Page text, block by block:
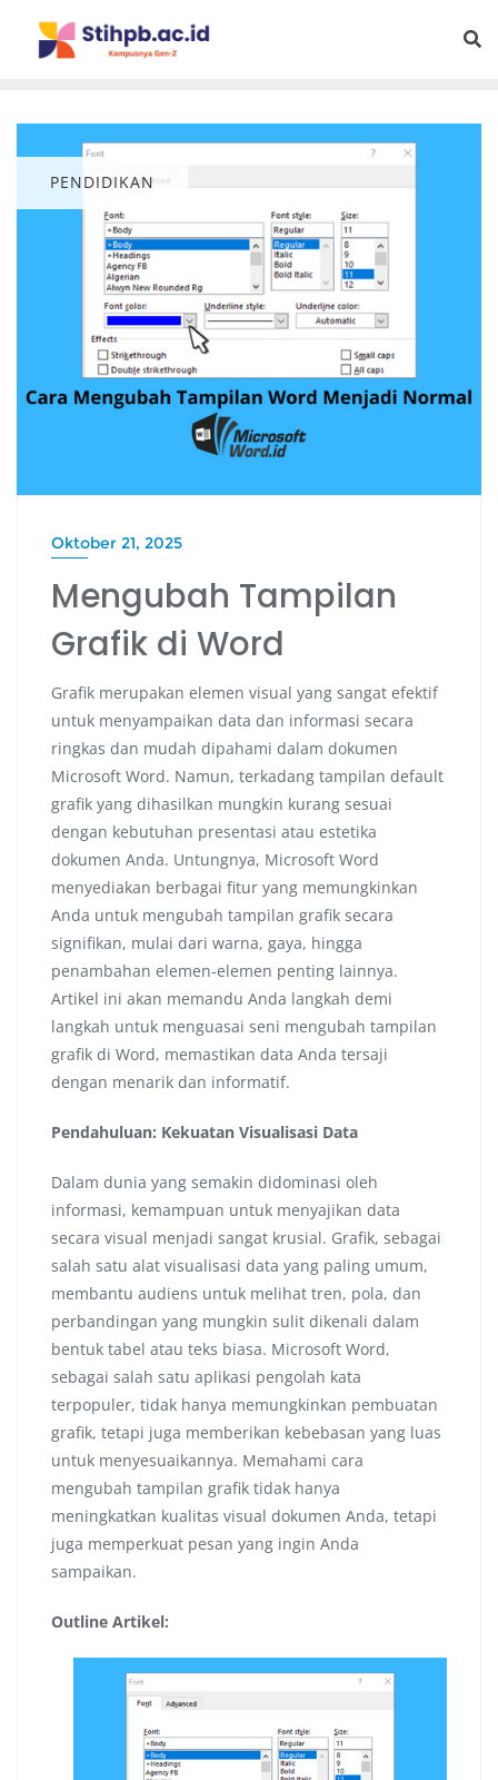
PENDIDIKAN
Oktober 21, 2025
Mengubah Tampilan
Grafik di Word
Grafik merupakan elemen visual yang sangat efektif
untuk menyampaikan data dan informasi secara
ringkas dan mudah dipahami dalam dokumen
Microsoft Word. Namun, terkadang tampilan default
grafik yang dihasilkan mungkin kurang sesuai
dengan kebutuhan presentasi atau estetika
dokumen Anda. Untungnya, Microsoft Word
menyediakan berbagai fitur yang memungkinkan
Anda untuk mengubah tampilan grafik secara
signifikan, mulai dari warna, gaya, hingga
penambahan elemen-elemen penting lainnya.
Artikel ini akan memandu Anda langkah demi
langkah untuk menguasai seni mengubah tampilan
grafik di Word, memastikan data Anda tersaji
dengan menarik dan informatif.
Pendahuluan: Kekuatan Visualisasi Data
Dalam dunia yang semakin didominasi oleh
informasi, kemampuan untuk menyajikan data
secara visual menjadi sangat krusial. Grafik, sebagai
salah satu alat visualisasi data yang paling umum,
membantu audiens untuk melihat tren, pola, dan
perbandingan yang mungkin sulit dikenali dalam
bentuk tabel atau teks biasa. Microsoft Word,
sebagai salah satu aplikasi pengolah kata
terpopuler, tidak hanya memungkinkan pembuatan
grafik, tetapi juga memberikan kebebasan yang luas
untuk menyesuaikannya. Memahami cara
mengubah tampilan grafik tidak hanya
meningkatkan kualitas visual dokumen Anda, tetapi
juga memperkuat pesan yang ingin Anda
sampaikan.
Outline Artikel: